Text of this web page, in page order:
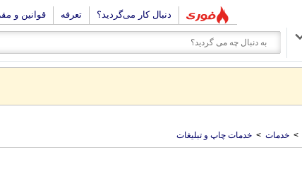
دنبال کار می‌گردید؟ تعرفه قوانین و
> خدمات > خدمات چاپ و تبلیغات